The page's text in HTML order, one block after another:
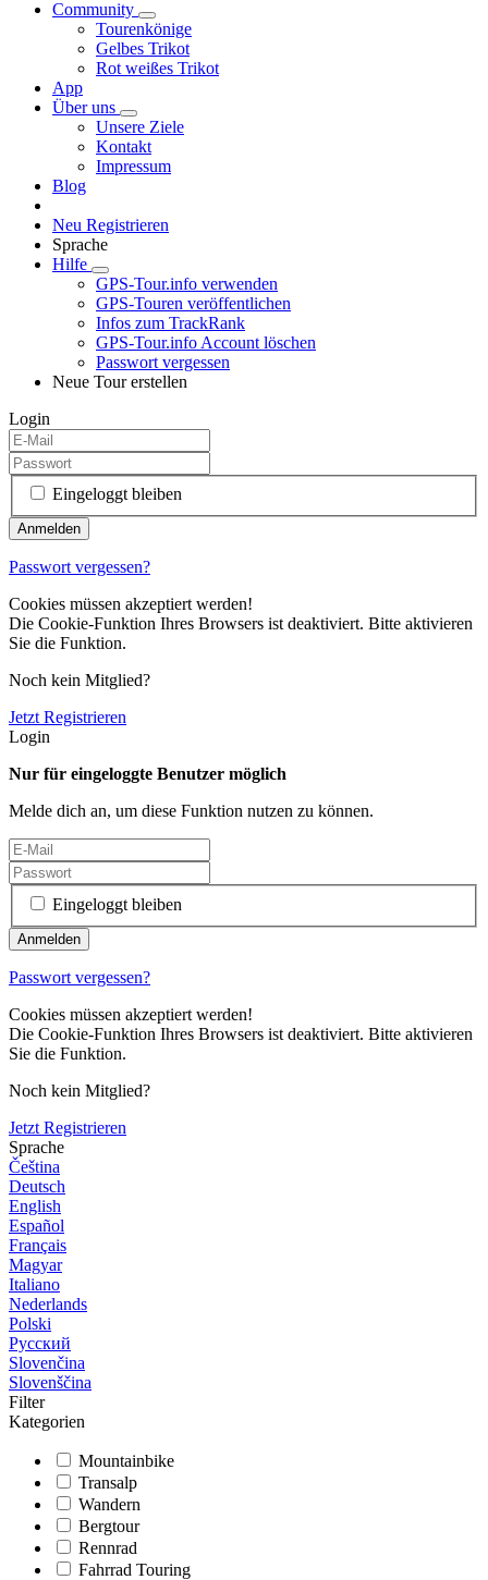
Community
Tourenkönige
Gelbes Trikot
Rot weißes Trikot
App
Über uns
Unsere Ziele
Kontakt
Impressum
Blog
Neu Registrieren
Sprache
Hilfe
GPS-Tour.info verwenden
GPS-Touren veröffentlichen
Infos zum TrackRank
GPS-Tour.info Account löschen
Passwort vergessen
Neue Tour erstellen
Login
Eingeloggt bleiben
Passwort vergessen?
Cookies müssen akzeptiert werden!
Die Cookie-Funktion Ihres Browsers ist deaktiviert. Bitte aktivieren
Sie die Funktion.
Noch kein Mitglied?
Jetzt Registrieren
Login
Nur für eingeloggte Benutzer möglich
Melde dich an, um diese Funktion nutzen zu können.
Eingeloggt bleiben
Passwort vergessen?
Cookies müssen akzeptiert werden!
Die Cookie-Funktion Ihres Browsers ist deaktiviert. Bitte aktivieren
Sie die Funktion.
Noch kein Mitglied?
Jetzt Registrieren
Sprache
Čeština
Deutsch
English
Español
Français
Magyar
Italiano
Nederlands
Polski
Русский
Slovenčina
Slovenščina
Filter
Kategorien
Mountainbike
Transalp
Wandern
Bergtour
Rennrad
Fahrrad Touring